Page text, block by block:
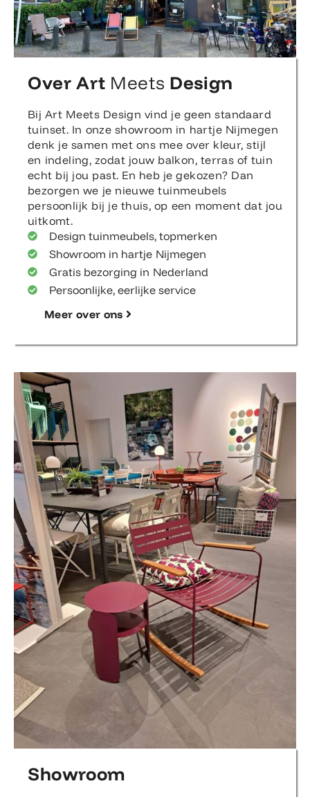
Over Art Meets Design
Bij Art Meets Design vind je geen standaard
tuinset. In onze showroom in hartje Nijmegen
denk je samen met ons mee over kleur, stijl
en indeling, zodat jouw balkon, terras of tuin
echt bij jou past. En heb je gekozen? Dan
bezorgen we je nieuwe tuinmeubels
persoonlijk bij je thuis, op een moment dat jou
uitkomt.
Design tuinmeubels, topmerken
Showroom in hartje Nijmegen
Gratis bezorging in Nederland
Persoonlijke, eerlijke service
Meer over ons
Showroom